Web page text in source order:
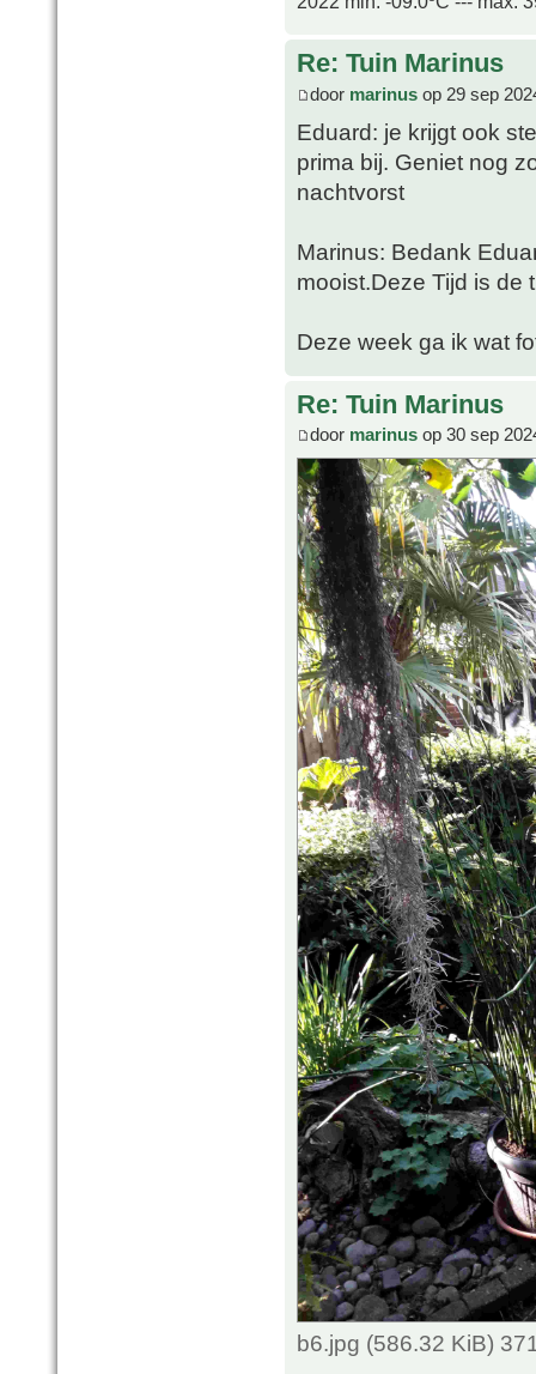
Re: Tuin Marinus
door marinus op 29 sep
Eduard: je krijgt ook
prima bij. Geniet nog
nachtvorst
Marinus: Bedank
mooist.Deze Tijd is de
Deze week ga ik wat
Re: Tuin Marinus
door marinus op 30 sep
b6.jpg (586.32 KiB)